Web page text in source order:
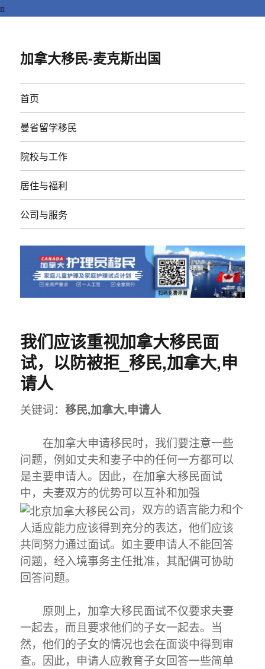
n
加拿大移民-麦克斯出国
首页
曼省留学移民
院校与工作
居住与福利
公司与服务
我们应该重视加拿大移民面
试，以防被拒_移民,加拿大,申
请人
关键词：移民,加拿大,申请人
在加拿大申请移民时，我们要注意一些
问题，例如丈夫和妻子中的任何一方都可以
是主要申请人。因此，在加拿大移民面试
中，夫妻双方的优势可以互补和加强
，双方的语言能力和个
人适应能力应该得到充分的表达，他们应该
共同努力通过面试。如主要申请人不能回答
问题，经入境事务主任批准，其配偶可协助
回答问题。
原则上，加拿大移民面试不仅要求夫妻
一起去，而且要求他们的子女一起去。当
然，他们的子女的情况也会在面谈中得到审
查。因此，申请人应教育子女回答一些简单